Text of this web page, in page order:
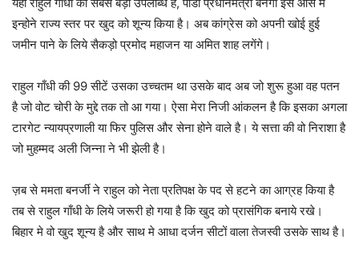
इन्होने राज्य स्तर पर खुद को शून्य किया है। अब कांग्रेस को अपनी खोई हुई
जमीन पाने के लिये सैकड़ो प्रमोद महाजन या अमित शाह लगेंगे।
राहुल गाँधी की 99 सीटें उसका उच्चतम था उसके बाद अब जो शुरू हुआ वह पतन
है जो वोट चोरी के मुद्दे तक तो आ गया। ऐसा मेरा निजी आंकलन है कि इसका अगला
टारगेट न्यायप्रणाली या फिर पुलिस और सेना होने वाले है। ये सत्ता की वो निराशा है
जो मुहम्मद अली जिन्ना ने भी झेली है।
ज़ब से ममता बनर्जी ने राहुल को नेता प्रतिपक्ष के पद से हटने का आग्रह किया है
तब से राहुल गाँधी के लिये जरूरी हो गया है कि खुद को प्रासंगिक बनाये रखे।
बिहार मे वो खुद शून्य है और साथ मे आधा दर्जन सीटों वाला तेजस्वी उसके साथ है।